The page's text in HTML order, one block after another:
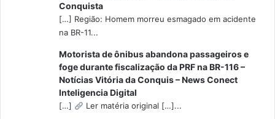
Conquista
[…] Região: Homem morreu esmagado em acidente
na BR-11...
Motorista de ônibus abandona passageiros e
foge durante fiscalização da PRF na BR-116 –
Notícias Vitória da Conquis – News Conect
Inteligencia Digital
[…] Ler matéria original […]...